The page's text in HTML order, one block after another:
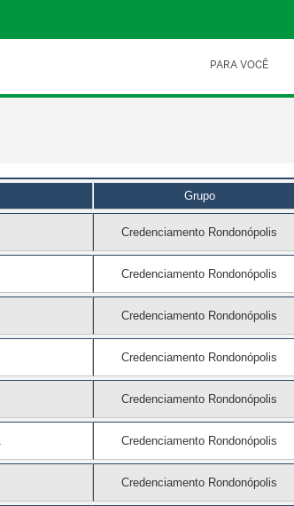
PARA VOCÊ
Grupo
Credenciamento Rondonópolis
Credenciamento Rondonópolis
Credenciamento Rondonópolis
Credenciamento Rondonópolis
Credenciamento Rondonópolis
Credenciamento Rondonópolis
Credenciamento Rondonópolis